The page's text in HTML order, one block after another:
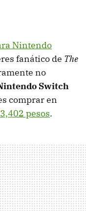
Nintendo
fanático de The
no
Switch
comprar en
3,402 pesos.